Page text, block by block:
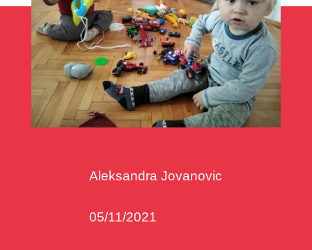
Aleksandra Jovanovic
05/11/2021